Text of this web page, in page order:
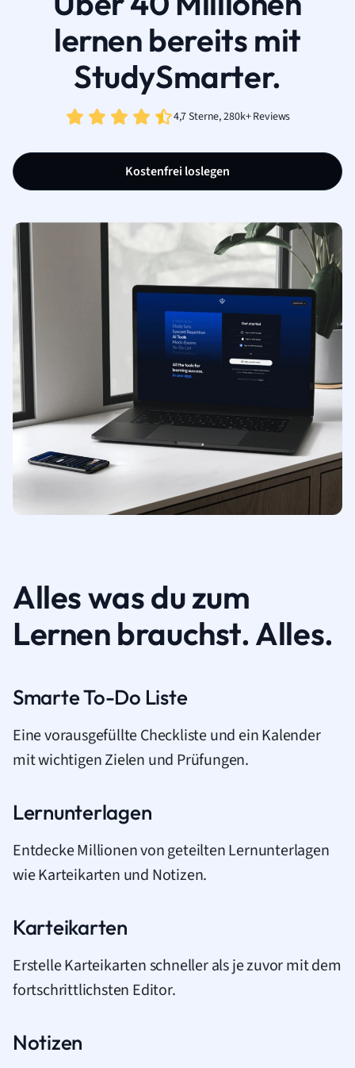
lernen bereits mit
StudySmarter.
4,7 Sterne, 280k+ Reviews
Kostenfrei loslegen
Alles was du zum
Lernen brauchst. Alles.
Smarte To-Do Liste
Eine vorausgefüllte Checkliste und ein Kalender
mit wichtigen Zielen und Prüfungen.
Lernunterlagen
Entdecke Millionen von geteilten Lernunterlagen
wie Karteikarten und Notizen.
Karteikarten
Erstelle Karteikarten schneller als je zuvor mit dem
fortschrittlichsten Editor.
Notizen